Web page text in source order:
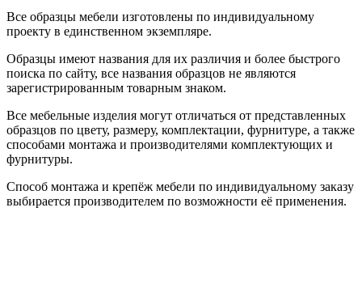
Все образцы мебели изготовлены по индивидуальному
проекту в единственном экземпляре.
Образцы имеют названия для их различия и более быстрого
поиска по сайту, все названия образцов не являются
зарегистрированным товарным знаком.
Все мебельные изделия могут отличаться от представленных
образцов по цвету, размеру, комплектации, фурнитуре, а также
способами монтажа и производителями комплектующих и
фурнитуры.
Способ монтажа и крепёж мебели по индивидуальному заказу
выбирается производителем по возможности её применения.